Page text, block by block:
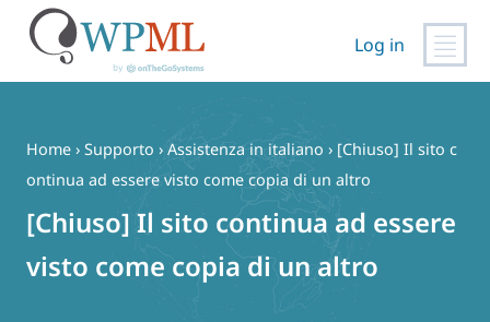
contenuto
Log in
Home › Supporto › Assistenza in italiano › [Chiuso] Il sito c
ontinua ad essere visto come copia di un altro
[Chiuso] Il sito continua ad essere
visto come copia di un altro